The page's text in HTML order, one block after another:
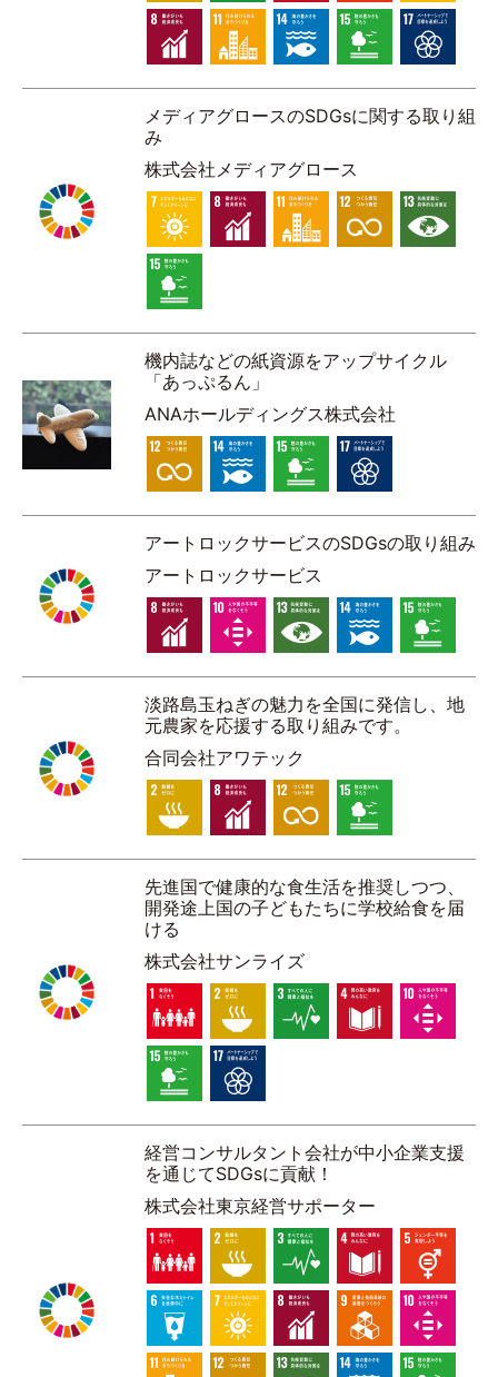
メディアグロースのSDGsに関する取り組
み
株式会社メディアグロース
機内誌などの紙資源をアップサイクル
「あっぷるん」
ANAホールディングス株式会社
アートロックサービスのSDGsの取り組み
アートロックサービス
淡路島玉ねぎの魅力を全国に発信し、地
元農家を応援する取り組みです。
合同会社アワテック
先進国で健康的な食生活を推奨しつつ、
開発途上国の子どもたちに学校給食を届
ける
株式会社サンライズ
経営コンサルタント会社が中小企業支援
を通じてSDGsに貢献！
株式会社東京経営サポーター